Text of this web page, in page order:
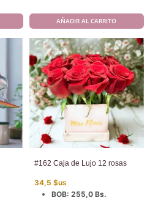
AÑADIR AL CARRITO
#162 Caja de Lujo 12 rosas
34,5 $us
BOB: 255,0 Bs.